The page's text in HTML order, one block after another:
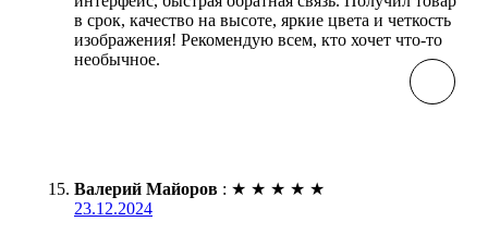
в срок, качество на высоте, яркие цвета и четкость
изображения! Рекомендую всем, кто хочет что-то
необычное.
Валерий Майоров : ★ ★ ★ ★ ★
23.12.2024